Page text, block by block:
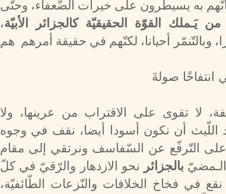
أنّهم به يسيطرون على خيرات الضّعفاء، وحتّى
من يَـملك القوّة الحقيقيّة كالجزائر الأبيّة،
وبالتّنمّر أحيانا، لكنّهم في حقيقة أمرهم هم
انتفاخًا صولةَ
لا تقوى على الاقتراب من عرينها، ولا
اللّيث أن نكون أسودا أيضا، نقف في وجوه
على التّرفّع عن السّفاسف ونرتقي إلى مقام
بالجزائر نحو الازدهار والرّقيّ في كلّ
نقع في فخاخ الخلافات والنّزعات الطّائفيّة،